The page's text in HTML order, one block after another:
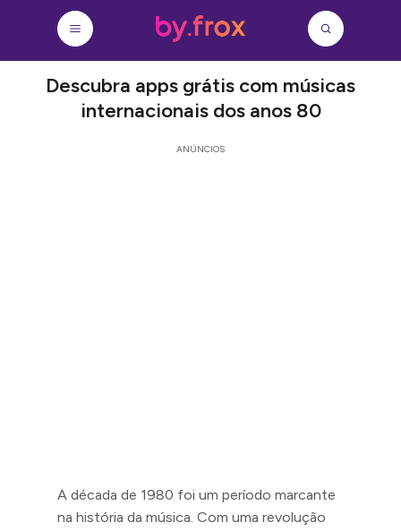
Descubra apps grátis com músicas
internacionais dos anos 80
ANÚNCIOS
A década de 1980 foi um período marcante
na história da música. Com uma revolução